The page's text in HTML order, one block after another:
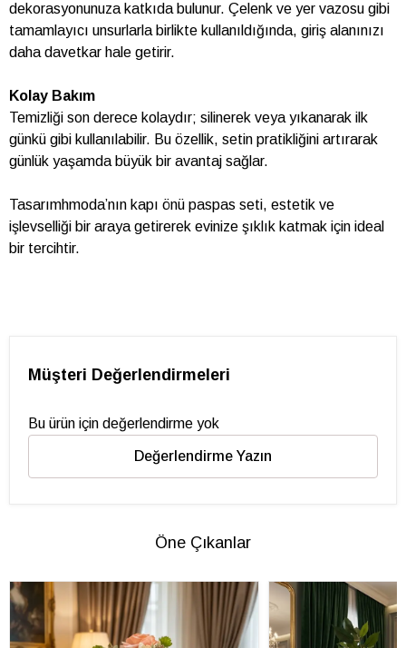
dekorasyonunuza katkıda bulunur. Çelenk ve yer vazosu gibi
tamamlayıcı unsurlarla birlikte kullanıldığında, giriş alanınızı
daha davetkar hale getirir.
Kolay Bakım
Temizliği son derece kolaydır; silinerek veya yıkanarak ilk
günkü gibi kullanılabilir. Bu özellik, setin pratikliğini artırarak
günlük yaşamda büyük bir avantaj sağlar.
Tasarımhmoda’nın kapı önü paspas seti, estetik ve
işlevselliği bir araya getirerek evinize şıklık katmak için ideal
bir tercihtir.
Müşteri Değerlendirmeleri
Bu ürün için değerlendirme yok
Değerlendirme Yazın
Öne Çıkanlar